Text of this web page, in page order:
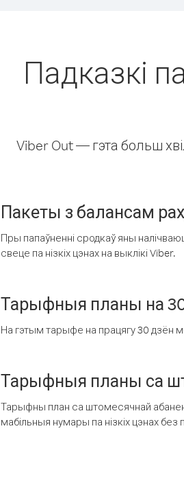
Падказкі
Viber Out — гэта больш
Пакеты з балансам
Пры папаўненні сродкаў яны
свеце па нізкіх цэнах на выклікі Viber.
Тарыфныя планы на
На гэтым тарыфе на працягу 30 дзён
Тарыфныя планы са
Тарыфны план са штомесячнай
мабільныя нумары па нізкіх цэнах